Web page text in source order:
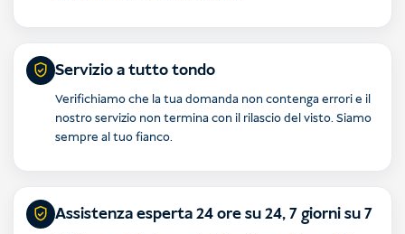
Servizio a tutto tondo
Verifichiamo che la tua domanda non contenga errori e il
nostro servizio non termina con il rilascio del visto. Siamo
sempre al tuo fianco.
Assistenza esperta 24 ore su 24, 7 giorni su 7